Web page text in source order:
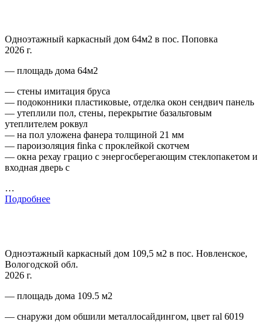
Одноэтажный каркасный дом 64м2 в пос. Поповка
2026 г.
— площадь дома 64м2
— стены имитация бруса
— подоконники пластиковые, отделка окон сендвич панель
— утеплили пол, стены, перекрытие базальтовым
утеплителем роквул
— на пол уложена фанера толщиной 21 мм
— пароизоляция finka с проклейкой скотчем
— окна рехау грацио с энергосберегающим стеклопакетом и
входная дверь с
…
Подробнее
Одноэтажный каркасный дом 109,5 м2 в пос. Новленское,
Вологодской обл.
2026 г.
— площадь дома 109.5 м2
— снаружи дом обшили металлосайдингом, цвет ral 6019